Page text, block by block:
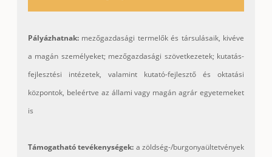
Pályázhatnak: mezőgazdasági termelők és társulásaik, kivéve
a magán személyeket; mezőgazdasági szövetkezetek; kutatás-
fejlesztési intézetek, valamint kutató-fejlesztő és oktatási
központok, beleértve az állami vagy magán agrár egyetemeket
is
Támogatható tevékenységek: a zöldség-/burgonyaültetvények